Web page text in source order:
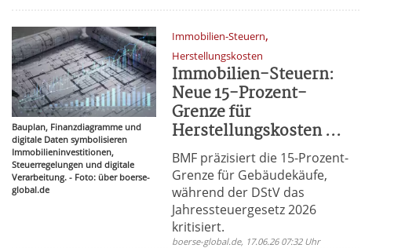
Bauplan, Finanzdiagramme und
digitale Daten symbolisieren
Immobilieninvestitionen,
Steuerregelungen und digitale
Verarbeitung. - Foto: über boerse-
global.de
Immobilien-Steuern,
Herstellungskosten
Immobilien-Steuern:
Neue 15-Prozent-
Grenze für
Herstellungskosten ...
BMF präzisiert die 15-Prozent-
Grenze für Gebäudekäufe,
während der DStV das
Jahressteuergesetz 2026
kritisiert.
boerse-global.de, 17.06.26 07:32 Uhr